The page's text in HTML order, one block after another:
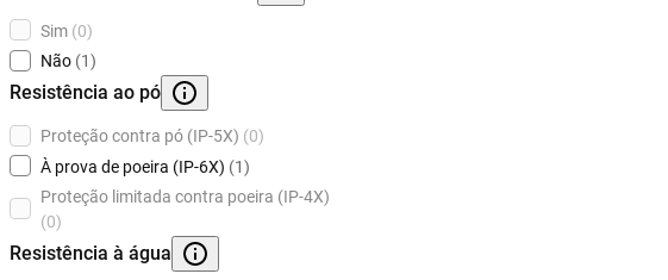
Sim (0)
Não (1)
Resistência ao pó
Proteção contra pó (IP-5X) (0)
À prova de poeira (IP-6X) (1)
Proteção limitada contra poeira (IP-4X)
(0)
Resistência à água